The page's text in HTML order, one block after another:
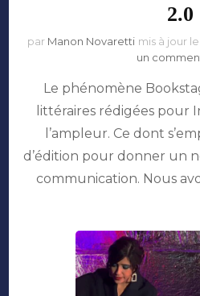
2.0
par Manon Novaretti mis à jour le
un
Le phénomène
littéraires rédigées pour
l’ampleur. Ce dont
d’édition pour donner un
communication. Nous